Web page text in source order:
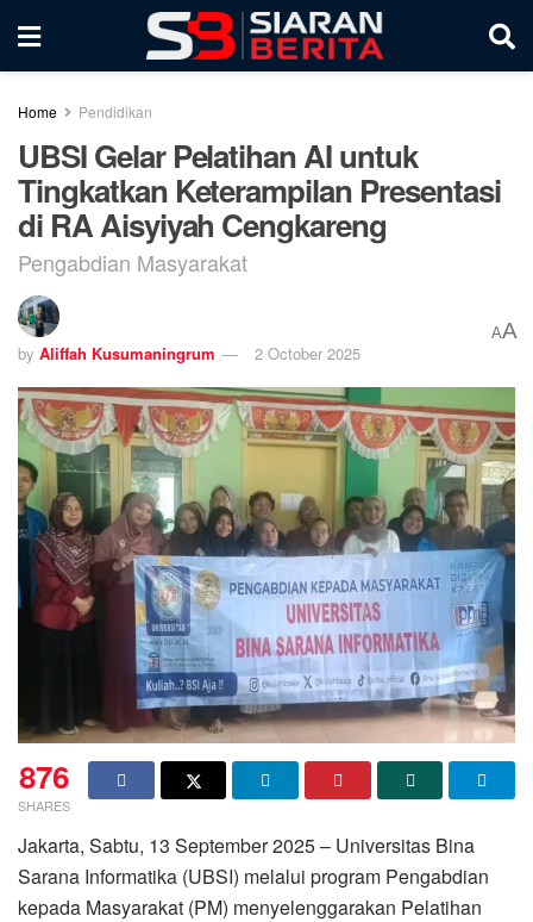
Home Pendidikan
UBSI Gelar Pelatihan AI untuk
Tingkatkan Keterampilan Presentasi
di RA Aisyiyah Cengkareng
Pengabdian Masyarakat
by Aliffah Kusumaningrum 2 October 2025
AA
876
SHARES
Jakarta, Sabtu, 13 September 2025 – Universitas Bina
Sarana Informatika (UBSI) melalui program Pengabdian
kepada Masyarakat (PM) menyelenggarakan Pelatihan